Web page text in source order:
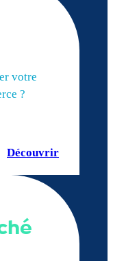
votre
?
Découvrir